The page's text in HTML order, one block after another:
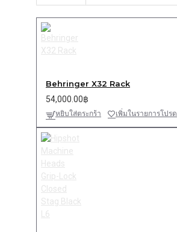
Behringer X32 Rack
54,000.00฿
หยิบใส่ตระกร้า เพิ่มในรายการโปรด